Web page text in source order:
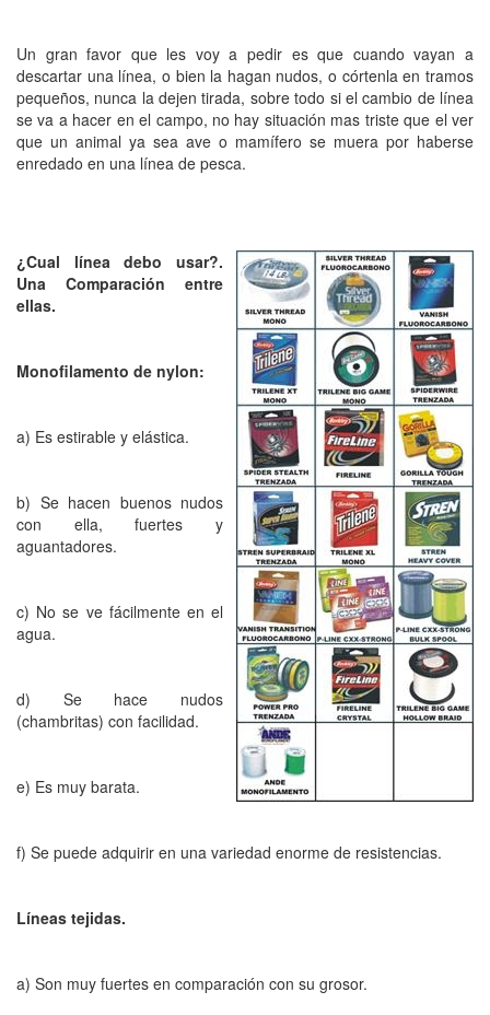
Un gran favor que les voy a pedir es que cuando vayan a
descartar una línea, o bien la hagan nudos, o córtenla en tramos
pequeños, nunca la dejen tirada, sobre todo si el cambio de línea
se va a hacer en el campo, no hay situación mas triste que el ver
que un animal ya sea ave o mamífero se muera por haberse
enredado en una línea de pesca.
¿Cual línea debo usar?.
Una Comparación entre
ellas.
Monofilamento de nylon:
a) Es estirable y elástica.
b) Se hacen buenos nudos
con ella, fuertes y
aguantadores.
c) No se ve fácilmente en el
agua.
d) Se hace nudos
(chambritas) con facilidad.
e) Es muy barata.
f) Se puede adquirir en una variedad enorme de resistencias.
Líneas tejidas.
a) Son muy fuertes en comparación con su grosor.